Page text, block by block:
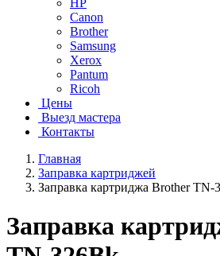
HP
Canon
Brother
Samsung
Xerox
Pantum
Ricoh
Цены
Выезд мастера
Контакты
Главная
Заправка картриджей
Заправка картриджа Brother TN-
Заправка